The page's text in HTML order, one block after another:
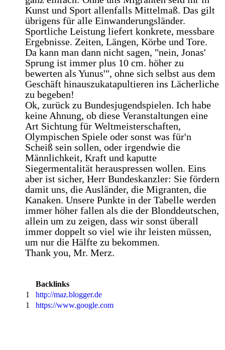
Kunst und Sport allenfalls Mittelmaß. Das gilt
übrigens für alle Einwanderungsländer.
Sportliche Leistung liefert konkrete, messbare
Ergebnisse. Zeiten, Längen, Körbe und Tore.
Da kann man dann nicht sagen, "nein, Jonas'
Sprung ist immer plus 10 cm. höher zu
bewerten als Yunus'", ohne sich selbst aus dem
Geschäft hinauszukatapultieren ins Lächerliche
zu begeben!
Ok, zurück zu Bundesjugendspielen. Ich habe
keine Ahnung, ob diese Veranstaltungen eine
Art Sichtung für Weltmeisterschaften,
Olympischen Spiele oder sonst was für'n
Scheiß sein sollen, oder irgendwie die
Männlichkeit, Kraft und kaputte
Siegermentalität herauspressen wollen. Eins
aber ist sicher, Herr Bundeskanzler: Sie fördern
damit uns, die Ausländer, die Migranten, die
Kanaken. Unsere Punkte in der Tabelle werden
immer höher fallen als die der Blonddeutschen,
allein um zu zeigen, dass wir sonst überall
immer doppelt so viel wie ihr leisten müssen,
um nur die Hälfte zu bekommen.
Thank you, Mr. Merz.
Backlinks
1
http://maz.blogger.de
1
https://www.google.com